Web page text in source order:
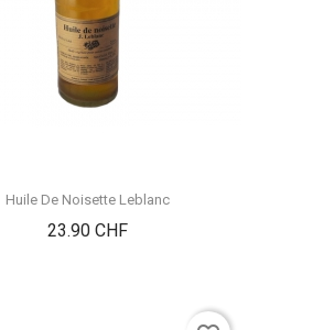
Huile De Noisette Leblanc
23.90 CHFPrix